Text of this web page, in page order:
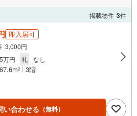
掲載物件 3件
即入居可
3,000円
万円 礼 なし
67.6m2 3階
い合わせる （無料）